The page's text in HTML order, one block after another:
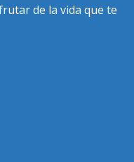
de la vida que te